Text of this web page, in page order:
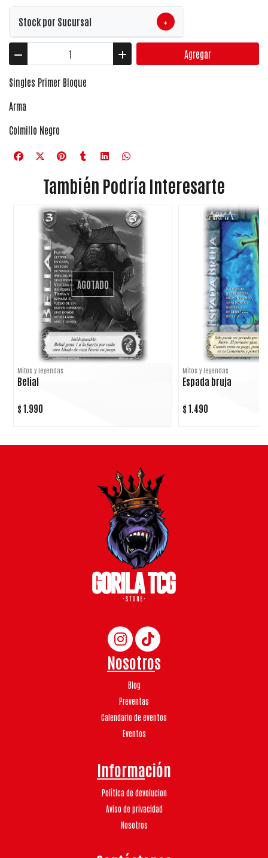
Stock por Sucursal +
Agregar
Singles Primer Bloque
Arma
Colmillo Negro
También Podría Interesarte
AGOTADO
Mitos y leyendas
Belial
$ 1.990
Mitos y leyendas
Espada bruja
$ 1.490
Nosotros
Blog
Preventas
Calendario de eventos
Eventos
Información
Política de devolucion
Aviso de privacidad
Nosotros